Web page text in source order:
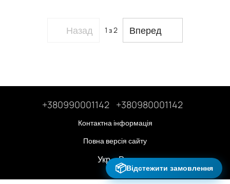
Назад 1 з 2 Вперед
+380990001142 +380980001142
Контактна інформація
Повна версія сайту
Укр Рус
📦Відстежити замовлення